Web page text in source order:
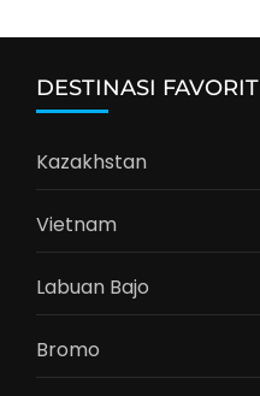
DESTINASI FAVORIT
Kazakhstan
Vietnam
Labuan Bajo
Bromo